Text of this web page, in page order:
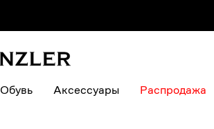
Обувь Аксессуары Распродажа